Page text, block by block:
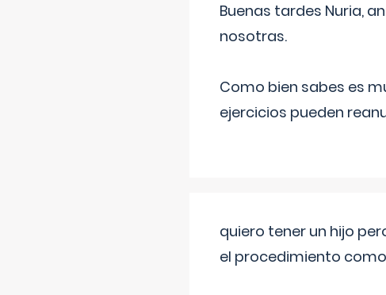
Buenas tardes Nuria,
nosotras.
Como bien sabes es
ejercicios pueden
quiero tener un hijo
el procedimiento